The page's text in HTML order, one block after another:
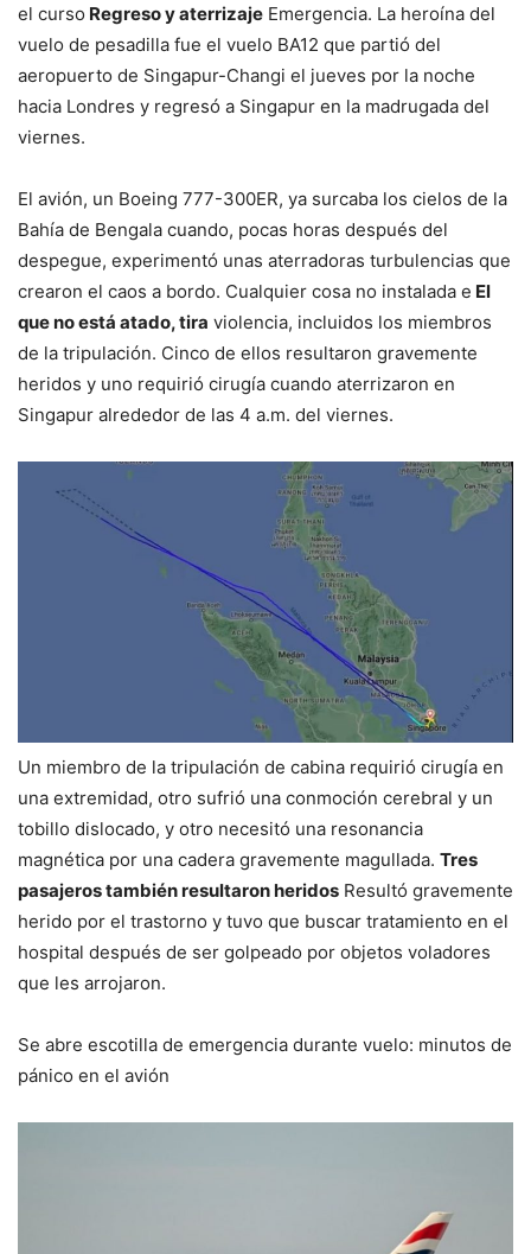
el curso Regreso y aterrizaje Emergencia. La heroína del
vuelo de pesadilla fue el vuelo BA12 que partió del
aeropuerto de Singapur-Changi el jueves por la noche
hacia Londres y regresó a Singapur en la madrugada del
viernes.
El avión, un Boeing 777-300ER, ya surcaba los cielos de la
Bahía de Bengala cuando, pocas horas después del
despegue, experimentó unas aterradoras turbulencias que
crearon el caos a bordo. Cualquier cosa no instalada e El
que no está atado, tira violencia, incluidos los miembros
de la tripulación. Cinco de ellos resultaron gravemente
heridos y uno requirió cirugía cuando aterrizaron en
Singapur alrededor de las 4 a.m. del viernes.
Un miembro de la tripulación de cabina requirió cirugía en
una extremidad, otro sufrió una conmoción cerebral y un
tobillo dislocado, y otro necesitó una resonancia
magnética por una cadera gravemente magullada. Tres
pasajeros también resultaron heridos Resultó gravemente
herido por el trastorno y tuvo que buscar tratamiento en el
hospital después de ser golpeado por objetos voladores
que les arrojaron.
Se abre escotilla de emergencia durante vuelo: minutos de
pánico en el avión